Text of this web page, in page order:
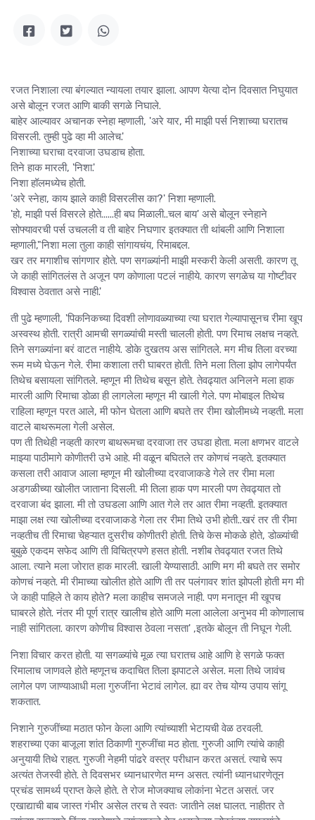
रजत निशाला त्या बंगल्यात न्यायला तयार झाला. आपण येत्या दोन दिवसात निघुयात
असे बोलून रजत आणि बाकी सगळे निघाले.
बाहेर आल्यावर अचानक स्नेहा म्हणाली, 'अरे यार, मी माझी पर्स निशाच्या घरातच
विसरली. तुम्ही पुढे व्हा मी आलेच.'
निशाच्या घराचा दरवाजा उघडाच होता.
तिने हाक मारली, 'निशा.'
निशा हॉलमध्येच होती.
'अरे स्नेहा, काय झाले काही विसरलीस का?' निशा म्हणाली.
'हो, माझी पर्स विसरले होते......ही बघ मिळाली..चल बाय' असे बोलून स्नेहाने
सोफ्यावरची पर्स उचलली व ती बाहेर निघणार इतक्यात ती थांबली आणि निशाला
म्हणाली,"निशा मला तुला काही सांगायचंय, रिमाबद्दल.
खर तर मगाशीच सांगणार होते. पण सगळ्यांनी माझी मस्करी केली असती. कारण तू
जे काही सांगितलंस ते अजून पण कोणाला पटलं नाहीये. कारण सगळेच या गोष्टीवर
विश्वास ठेवतात असे नाही.'
ती पुढे म्हणाली, 'पिकनिकच्या दिवशी लोणावळ्याच्या त्या घरात गेल्यापासूनच रीमा खूप
अस्वस्थ होती. रात्री आमची सगळ्यांची मस्ती चालली होती. पण रिमाच लक्षच नव्हते.
तिने सगळ्यांना बरं वाटत नाहीये. डोके दुखतय अस सांगितले. मग मीच तिला वरच्या
रूम मध्ये घेऊन गेले. रीमा कशाला तरी घाबरत होती. तिने मला तिला झोप लागेपर्यंत
तिथेच बसायला सांगितले. म्हणून मी तिथेच बसून होते. तेवढ्यात अनिलने मला हाक
मारली आणि रिमाचा डोळा ही लागलेला म्हणून मी खाली गेले. पण मोबाइल तिथेच
राहिला म्हणून परत आले, मी फोन घेतला आणि बघते तर रीमा खोलीमध्ये नव्हती. मला
वाटले बाथरूमला गेली असेल.
पण ती तिथेही नव्हती कारण बाथरूमचा दरवाजा तर उघडा होता. मला क्षणभर वाटले
माझ्या पाठीमागे कोणीतरी उभे आहे. मी वळून बघितले तर कोणचं नव्हते. इतक्यात
कसला तरी आवाज आला म्हणून मी खोलीच्या दरवाजाकडे गेले तर रीमा मला
अडगळीच्या खोलीत जाताना दिसली. मी तिला हाक पण मारली पण तेवढ्यात तो
दरवाजा बंद झाला. मी तो उघडला आणि आत गेले तर आत रीमा नव्हती. इतक्यात
माझा लक्ष त्या खोलीच्या दरवाजाकडे गेला तर रीमा तिथे उभी होती..खरं तर ती रीमा
नव्हतीच ती रिमाचा चेहऱ्यात दुसरीच कोणीतरी होती. तिचे केस मोकळे होते, डोळ्यांची
बुबुळे एकदम सफेद आणि ती विचित्रपणे हसत होती. नशीब तेवढ्यात रजत तिथे
आला. त्याने मला जोरात हाक मारली. खाली येण्यासाठी. आणि मग मी बघते तर समोर
कोणचं नव्हते. मी रीमाच्या खोलीत होते आणि ती तर पलंगावर शांत झोपली होती मग मी
जे काही पाहिले ते काय होते? मला काहीच समजले नाही. पण मनातून मी खूपच
घाबरले होते. नंतर मी पूर्ण रात्र खालीच होते आणि मला आलेला अनुभव मी कोणालाच
नाही सांगितला. कारण कोणीच विश्वास ठेवला नसता' ,इतके बोलून ती निघून गेली.
निशा विचार करत होती. या सगळ्यांचे मूळ त्या घरातच आहे आणि हे सगळे फक्त
रिमालाच जाणवले होते म्हणूनच कदाचित तिला झपाटले असेल. मला तिथे जावंच
लागेल पण जाण्याआधी मला गुरुजींना भेटावं लागेल. ह्या वर तेच योग्य उपाय सांगू
शकतात.
निशाने गुरुजींच्या मठात फोन केला आणि त्यांच्याशी भेटायची वेळ ठरवली.
शहराच्या एका बाजूला शांत ठिकाणी गुरुजींचा मठ होता. गुरुजी आणि त्यांचे काही
अनुयायी तिथे राहत. गुरुजी नेहमी पांढरे वस्त्र परीधान करत असतं. त्याचे रूप
अत्यंत तेजस्वी होते. ते दिवसभर ध्यानधारणेत मग्न असत. त्यांनी ध्यानधारणेतून
प्रचंड सामर्थ्य प्राप्त केले होते. ते रोज मोजक्याच लोकांना भेटत असतं. जर
एखाद्याची बाब जास्त गंभीर असेल तरच ते स्वतः जातीने लक्ष घालत. नाहीतर ते